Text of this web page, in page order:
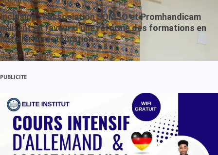
Inclusion : l’association SOMSO et Promhandicam
militent en faveur d’une réforme des formations en
hôtellerie-restauration
Cédric Zambo
PUBLICITE